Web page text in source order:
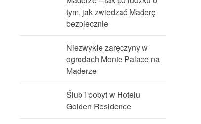
tym, jak zwiedzać Maderę
bezpiecznie
Niezwykłe zaręczyny w
ogrodach Monte Palace na
Maderze
Ślub i pobyt w Hotelu
Golden Residence